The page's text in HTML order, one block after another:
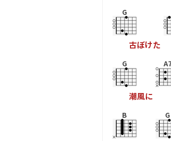
G
古ぼけた
G
潮風に
B G